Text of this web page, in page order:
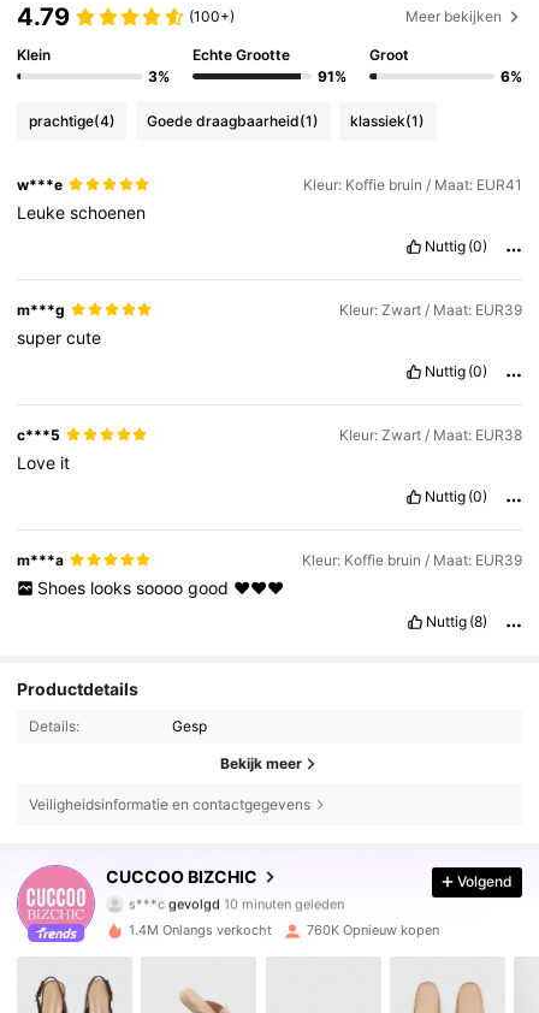
4.79 (100+) Meer bekijken
Klein
3%
Echte Grootte
91%
Groot
6%
prachtige(4) Goede draagbaarheid(1) klassiek(1)
w***e Kleur: Koffie bruin / Maat: EUR41
Leukeschoenen
Nuttig (0)
m***g Kleur: Zwart / Maat: EUR39
supercute
Nuttig (0)
c***5 Kleur: Zwart / Maat: EUR38
Love it
Nuttig (0)
m***a Kleur: Koffie bruin / Maat: EUR39
Shoes looks soooo good ❤️❤️❤️
Nuttig (8)
Productdetails
Details: Gesp
Bekijk meer
Veiligheidsinformatie en contactgegevens
CUCCOO BIZCHIC
y***7 is aan het browsen
4.85
805K Volgers
805K Volgers
Volgend
1.4M Onlangs verkocht 760K Opnieuw kopen